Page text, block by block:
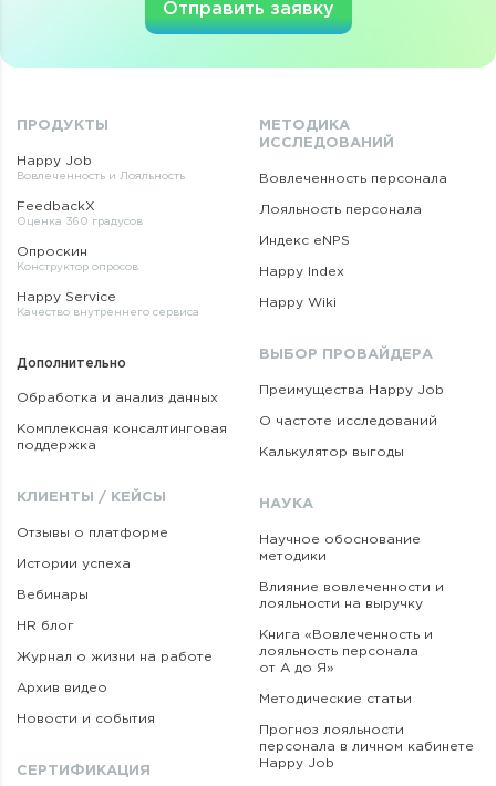
Отправить заявку
ПРОДУКТЫ
Happy Job
Вовлеченность и Лояльность
FeedbackX
Оценка 360 градусов
Опроскин
Конструктор опросов
Happy Service
Качество внутреннего сервиса
Дополнительно
Обработка и анализ данных
Комплексная консалтинговая
поддержка
КЛИЕНТЫ / КЕЙСЫ
Отзывы о платформе
Истории успеха
Вебинары
HR блог
Журнал о жизни на работе
Архив видео
Новости и события
СЕРТИФИКАЦИЯ
МЕТОДИКА
ИССЛЕДОВАНИЙ
Вовлеченность персонала
Лояльность персонала
Индекс eNPS
Happy Index
Happy Wiki
ВЫБОР ПРОВАЙДЕРА
Преимущества Happy Job
О частоте исследований
Калькулятор выгоды
НАУКА
Научное обоснование
методики
Влияние вовлеченности и
лояльности на выручку
Книга «Вовлеченность и
лояльность персонала
от А до Я»
Методические статьи
Прогноз лояльности
персонала в личном кабинете
Happy Job